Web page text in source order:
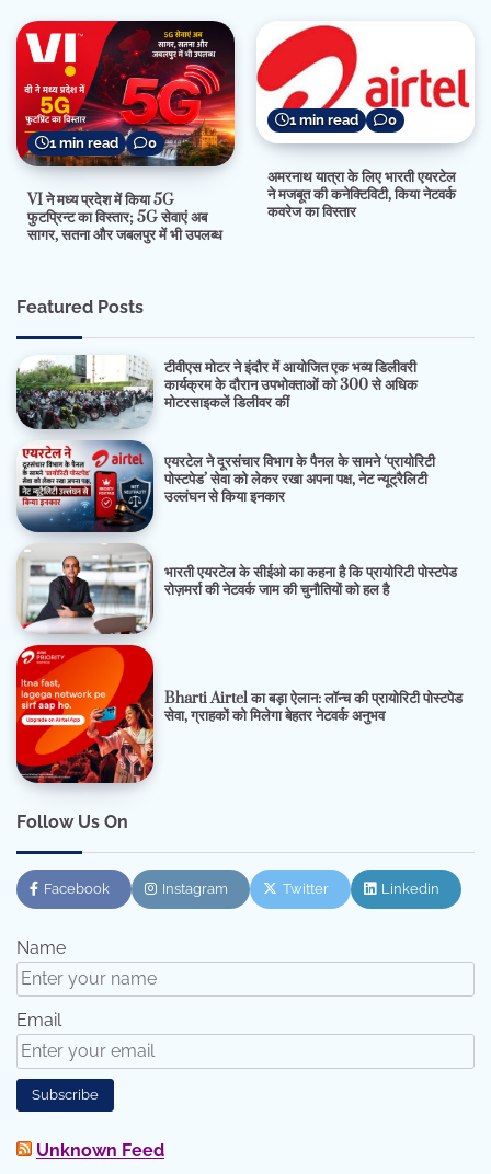
1 min read 0
VI ने मध्य प्रदेश में किया 5G
फुटप्रिन्ट का विस्तार; 5G सेवाएं अब
सागर, सतना और जबलपुर में भी उपलब्ध
1 min read 0
अमरनाथ यात्रा के लिए भारती एयरटेल
ने मजबूत की कनेक्टिविटी, किया नेटवर्क
कवरेज का विस्तार
Featured Posts
टीवीएस मोटर ने इंदौर में आयोजित एक भव्य डिलीवरी
कार्यक्रम के दौरान उपभोक्ताओं को 300 से अधिक
मोटरसाइकलें डिलीवर कीं
एयरटेल ने दूरसंचार विभाग के पैनल के सामने ‘प्रायोरिटी
पोस्टपेड’ सेवा को लेकर रखा अपना पक्ष, नेट न्यूट्रैलिटी
उल्लंघन से किया इनकार
भारती एयरटेल के सीईओ का कहना है कि प्रायोरिटी पोस्टपेड
रोज़मर्रा की नेटवर्क जाम की चुनौतियों को हल है
Bharti Airtel का बड़ा ऐलान: लॉन्च की प्रायोरिटी पोस्टपेड
सेवा, ग्राहकों को मिलेगा बेहतर नेटवर्क अनुभव
Follow Us On
Facebook Instagram Twitter Linkedin
Name
Email
Unknown Feed